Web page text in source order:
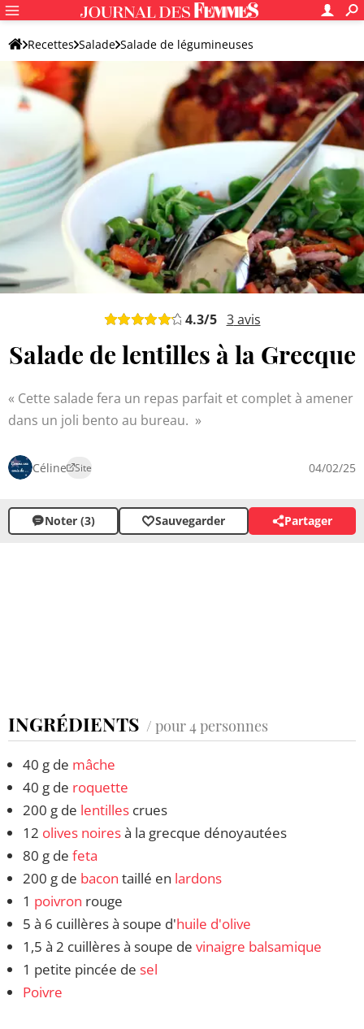
Recettes Salade Salade de légumineuses
Salade de lentilles
4.3/5 3avis
Salade de lentilles à la Grecque
Cette salade fera un repas parfait et complet à amener
dans un joli bento au bureau.
Céline Site 04/02/25
Noter (3) Sauvegarder Partager
INGRÉDIENTS / pour 4 personnes
40 g de mâche
40 g de roquette
200 g de lentilles crues
12 olives noiresà la grecque dénoyautées
80 g de feta
200 g de bacon taillé en lardons
1 poivron rouge
5 à 6 cuillères à soupe d'huile d'olive
1,5 à 2 cuillères à soupe de vinaigre balsamique
1 petite pincée de sel
Poivre